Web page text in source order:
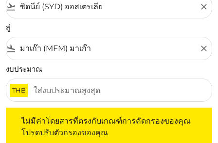
flight_takeoff close
สู่
flight_land close
งบประมาณ
THB
ไม่มีค่าโดยสารที่ตรงกับเกณฑ์การคัดกรองของคุณ
โปรดปรับตัวกรองของคุณ